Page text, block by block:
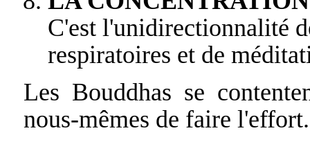
C'est l'unidirectionnalité
respiratoires et de
Les Bouddhas se
nous-mêmes de faire l'effort.